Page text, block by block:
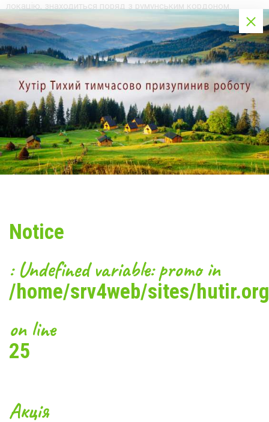
локацію, знаходиться поряд з румунським кордоном.
Панорами українських Карпат і білосніжні куполи на тлі
гірського ландшафту - така екскурсія запам'ятається
надовго!
Смугарські водоспади й Протяте Каміння
Мальовничий каскад водоспадів, оточений з двох сторін
потужними скелями, вражає своєю красою. Це неймовірне
видовище варто побачити на власні очі.
Межиріччя Виженки й потоку Смугарів приховує унікальну
геологічну пам'ятку - Протяте Каміння. Свою назву скелі
отримали через безліч ходів і отворів, які пронизують пласти
пісковику - картина справді видовищна!
буковинського лісу - одна з головних визначних пам'яток
краю. Відображення вікових ялин у водній гладі заворожує й
Notice
: Undefined variable: promo in
/home/srv4web/sites/
on line
25
Акція